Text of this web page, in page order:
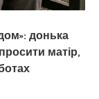
донька
матір,